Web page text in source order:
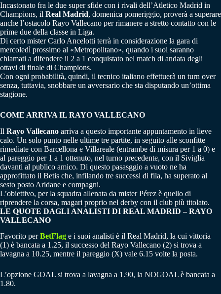
Incastonato fra le due super sfide con i rivali dell’Atletico Madrid in
Champions, il Real Madrid, domenica pomeriggio, proverà a superare
anche l’ostacolo Rayo Vallecano per rimanere a stretto contatto con le
prime due della classe in Liga.
Di certo mister Carlo Ancelotti terrà in considerazione la gara di
mercoledì prossimo al «Metropolitano», quando i suoi saranno
chiamati a difendere il 2 a 1 conquistato nel match di andata degli
ottavi di finale di Champions.
Con ogni probabilità, quindi, il tecnico italiano effettuerà un turn over
senza, tuttavia, snobbare un avversario che sta disputando un’ottima
stagione.
COME ARRIVA IL RAYO VALLECANO
Il Rayo Vallecano arriva a questo importante appuntamento in lieve
calo. Un solo punto nelle ultime tre partite, in seguito alle sconfitte
rimediate con Barcellona e Villareale (entrambe di misura per 1 a 0) e
al pareggio per 1 a 1 ottenuto, nel turno precedente, con il Siviglia
davanti al publico amico. Di questo pasasggio a vuoto ne ha
approfittato il Betis che, infilando tre successi di fila, ha superato al
sesto posto Aridane e compagni.
L’obiettivo, per la squadra allenata da mister Pérez è quello di
riprendere la corsa, magari proprio nel derby con il club più titolato.
LE QUOTE DAGLI ANALISTI DI REAL MADRID – RAYO
VALLECANO
Favorito perBetFlag e i suoi analisti è il Real Madrid, la cui vittoria
(1) è bancata a 1.25, il successo del Rayo Vallecano (2) si trova a
lavagna a 10.25, mentre il pareggio (X) vale 6.15 volte la posta.
L’opzione GOAL si trova a lavagna a 1.90, la NOGOAL è bancata a
1.80.